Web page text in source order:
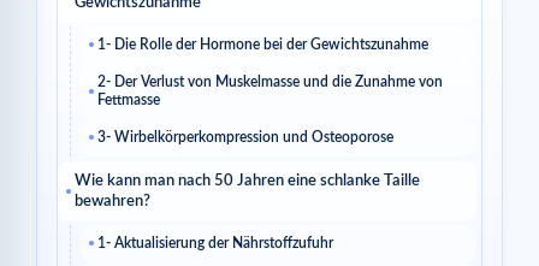
1- Die Rolle der Hormone bei der Gewichtszunahme
2- Der Verlust von Muskelmasse und die Zunahme von
Fettmasse
3- Wirbelkörperkompression und Osteoporose
Wie kann man nach 50 Jahren eine schlanke Taille
bewahren?
1- Aktualisierung der Nährstoffzufuhr